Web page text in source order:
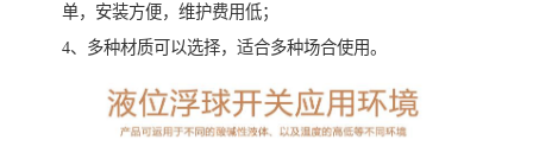
单，安装方便，维护费用低；
4、多种材质可以选择，适合多种场合使用。